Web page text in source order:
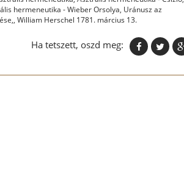
hermeneutika - Wieber Orsolya, Uránusz az
, William Herschel 1781. március 13.
Ha tetszett, oszd meg: